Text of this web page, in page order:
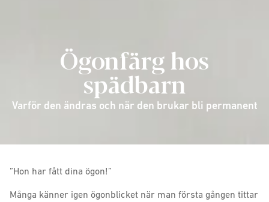
Ögonfärg hos
spädbarn
Varför den ändras och när den brukar bli permanent
”Hon har fått dina ögon!”
Många känner igen ögonblicket när man första gången tittar